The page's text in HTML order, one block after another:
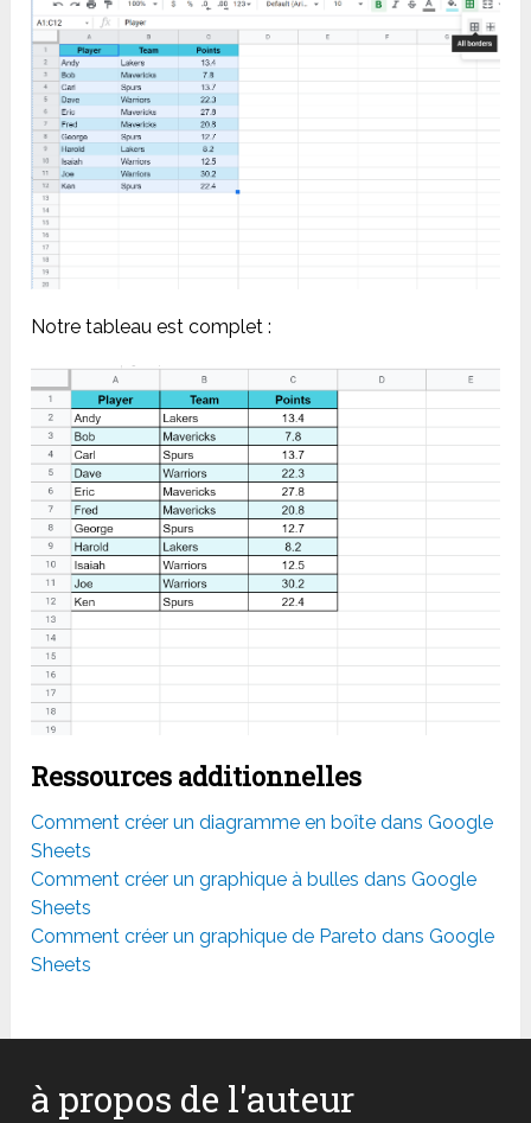
Notre tableau est complet :
Ressources additionnelles
Comment créer un diagramme en boîte dans Google
Sheets
Comment créer un graphique à bulles dans Google
Sheets
Comment créer un graphique de Pareto dans Google
Sheets
à propos de l'auteur